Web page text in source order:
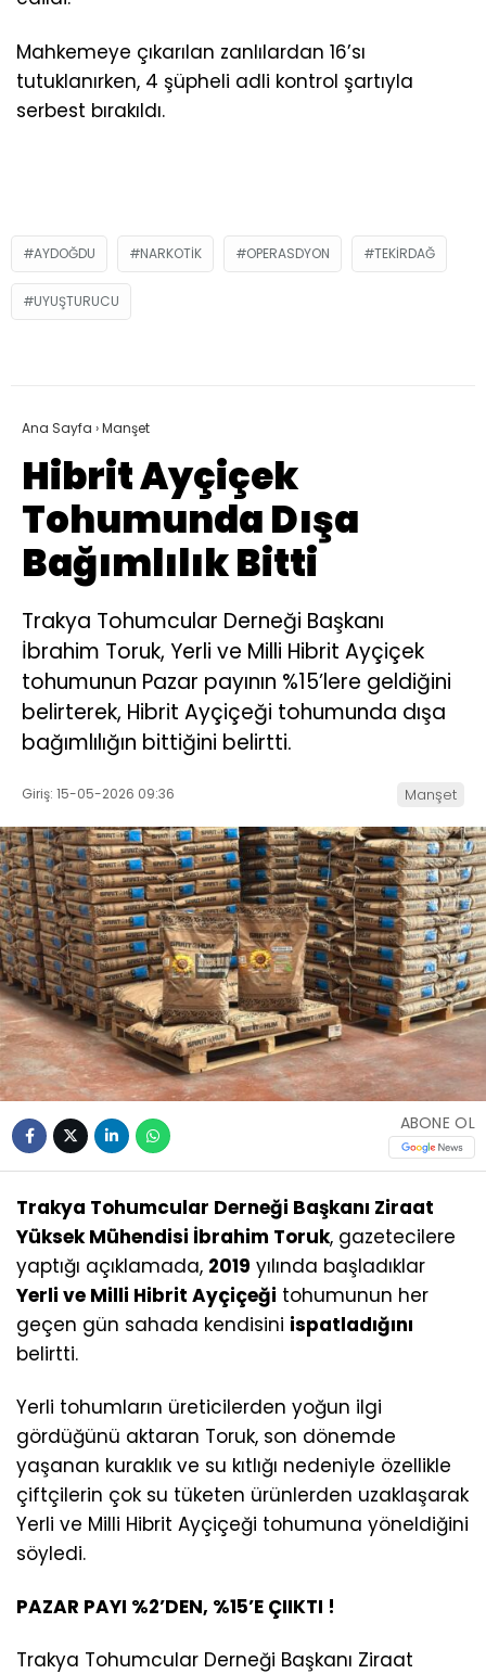
Mahkemeye çıkarılan zanlılardan 16’sı
tutuklanırken, 4 şüpheli adli kontrol şartıyla
serbest bırakıldı.
AYDOĞDU NARKOTIK OPERASDYON TEKIRDAĞ
UYUŞTURUCU
Ana Sayfa ›Manşet
Hibrit Ayçiçek
Tohumunda Dışa
Bağımlılık Bitti
Trakya Tohumcular Derneği Başkanı
İbrahim Toruk, Yerli ve Milli Hibrit Ayçiçek
tohumunun Pazar payının %15’lere geldiğini
belirterek, Hibrit Ayçiçeği tohumunda dışa
bağımlılığın bittiğini belirtti.
Giriş: 15-05-2026 09:36 Manşet
ABONE OL
Trakya Tohumcular Derneği Başkanı Ziraat
Yüksek Mühendisi İbrahim Toruk, gazetecilere
yaptığı açıklamada, 2019 yılında başladıklar
Yerli ve Milli Hibrit Ayçiçeği tohumunun her
geçen gün sahada kendisini ispatladığını
belirtti.
Yerli tohumların üreticilerden yoğun ilgi
gördüğünü aktaran Toruk, son dönemde
yaşanan kuraklık ve su kıtlığı nedeniyle özellikle
çiftçilerin çok su tüketen ürünlerden uzaklaşarak
Yerli ve Milli Hibrit Ayçiçeği tohumuna yöneldiğini
söyledi.
PAZAR PAYI %2’DEN, %15’E ÇIIKTI !
Trakya Tohumcular Derneği Başkanı Ziraat